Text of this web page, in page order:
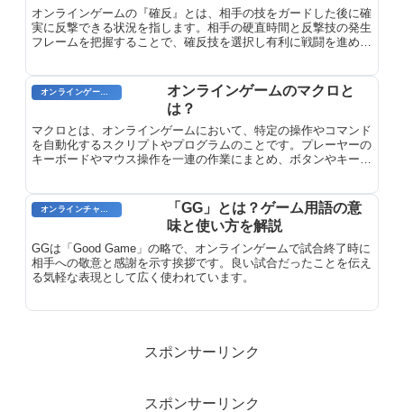
オンラインゲームの『確反』とは、相手の技をガードした後に確
実に反撃できる状況を指します。相手の硬直時間と反撃技の発生
フレームを把握することで、確反技を選択し有利に戦闘を進めら
オンラインゲームのマクロと
は？
マクロとは、オンラインゲームにおいて、特定の操作やコマンド
を自動化するスクリプトやプログラムのことです。プレーヤーの
キーボードやマウス操作を一連の作業にまとめ、ボタンやキーの
す。オンラインゲームでは、狩猟や農業、ギルドの管理などのさ
まざまなタスクに広く使用されています。
オンラインチャット用語
「GG」とは？ゲーム用語の意
味と使い方を解説
GGは「Good Game」の略で、オンラインゲームで試合終了時に
相手への敬意と感謝を示す挨拶です。良い試合だったことを伝え
る気軽な表現として広く使われています。
スポンサーリンク
スポンサーリンク